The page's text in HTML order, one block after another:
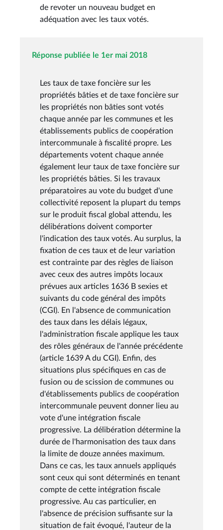
de revoter un nouveau budget en
adéquation avec les taux votés.
Réponse publiée le 1er mai 2018
Les taux de taxe foncière sur les
propriétés bâties et de taxe foncière sur
les propriétés non bâties sont votés
chaque année par les communes et les
établissements publics de coopération
intercommunale à fiscalité propre. Les
départements votent chaque année
également leur taux de taxe foncière sur
les propriétés bâties. Si les travaux
préparatoires au vote du budget d'une
collectivité reposent la plupart du temps
sur le produit fiscal global attendu, les
délibérations doivent comporter
l'indication des taux votés. Au surplus, la
fixation de ces taux et de leur variation
est contrainte par des règles de liaison
avec ceux des autres impôts locaux
prévues aux articles 1636 B sexies et
suivants du code général des impôts
(CGI). En l'absence de communication
des taux dans les délais légaux,
l'administration fiscale applique les taux
des rôles généraux de l'année précédente
(article 1639 A du CGI). Enfin, des
situations plus spécifiques en cas de
fusion ou de scission de communes ou
d'établissements publics de coopération
intercommunale peuvent donner lieu au
vote d'une intégration fiscale
progressive. La délibération détermine la
durée de l'harmonisation des taux dans
la limite de douze années maximum.
Dans ce cas, les taux annuels appliqués
sont ceux qui sont déterminés en tenant
compte de cette intégration fiscale
progressive. Au cas particulier, en
l'absence de précision suffisante sur la
situation de fait évoqué, l'auteur de la